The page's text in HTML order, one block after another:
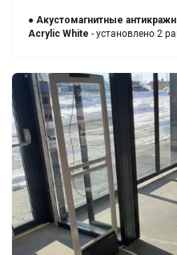
● Акустомагнитные
Acrylic White - установлено 2